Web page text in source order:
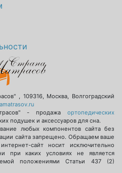
, 109316, Москва, Волгоградский
- продажа ортопедических
подушек и аксессуаров для сна.
любых компонентов сайта без
сайта запрещено. Обращаем ваше
сайт носит исключительно
при каких условиях не является
положениями Статьи 437 (2)